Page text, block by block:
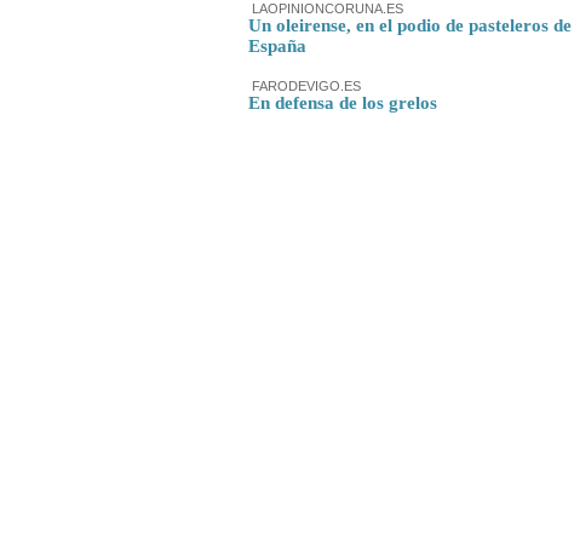
LAOPINIONCORUNA.ES
Un oleirense, en el podio de pasteleros de
España
FARODEVIGO.ES
En defensa de los grelos